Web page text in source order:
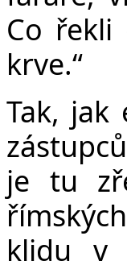
Co řekli
krve.“
Tak, jak
je tu
klidu v